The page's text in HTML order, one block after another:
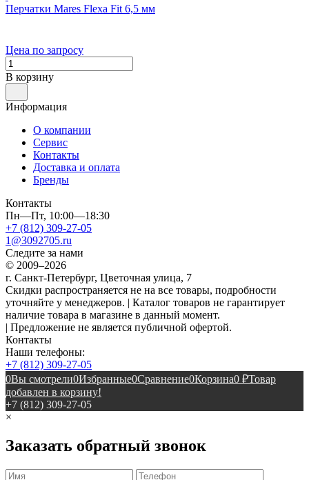
Перчатки Mares Flexa Fit 6,5 мм
Цена по запросу
В корзину
Информация
О компании
Сервис
Контакты
Доставка и оплата
Бренды
Контакты
Пн—Пт, 10:00—18:30
+7 (812) 309-27-05
1@3092705.ru
Следите за нами
© 2009–2026
г. Санкт-Петербург, Цветочная улица, 7
Скидки распространяется не на все товары, подробности
уточняйте у менеджеров. | Каталог товаров не гарантирует
наличие товара в магазине в данный момент.
| Предложение не является публичной офертой.
Контакты
Наши телефоны:
+7 (812) 309-27-05
0Вы смотрели0Избранные0Сравнение0Корзина0 ₽Товар
добавлен в корзину!
+7 (812) 309-27-05
×
Заказать обратный звонок